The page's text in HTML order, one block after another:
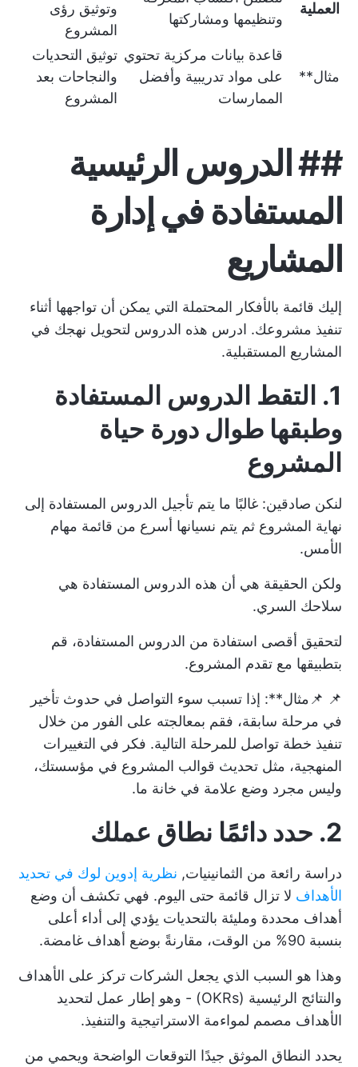
العملية
وتنظيمها ومشاركتها
وتوثيق رؤى
المشروع
مثال**
قاعدة بيانات مركزية تحتوي
على مواد تدريبية وأفضل
الممارسات
توثيق التحديات
والنجاحات بعد
المشروع
## الدروس الرئيسية
المستفادة في إدارة
المشاريع
إليك قائمة بالأفكار المحتملة التي يمكن أن تواجهها أثناء
تنفيذ مشروعك. ادرس هذه الدروس لتحويل نهجك في
المشاريع المستقبلية.
1. التقط الدروس المستفادة
وطبقها طوال دورة حياة
المشروع
لنكن صادقين: غالبًا ما يتم تأجيل الدروس المستفادة إلى
نهاية المشروع ثم يتم نسيانها أسرع من قائمة مهام
الأمس.
ولكن الحقيقة هي أن هذه الدروس المستفادة هي
سلاحك السري.
لتحقيق أقصى استفادة من الدروس المستفادة، قم
بتطبيقها مع تقدم المشروع.
📌 📌مثال**: إذا تسبب سوء التواصل في حدوث تأخير
في مرحلة سابقة، فقم بمعالجته على الفور من خلال
تنفيذ خطة تواصل للمرحلة التالية. فكر في التغييرات
المنهجية، مثل تحديث قوالب المشروع في مؤسستك،
وليس مجرد وضع علامة في خانة ما.
2. حدد دائمًا نطاق عملك
دراسة رائعة من الثمانينيات, نظرية إدوين لوك في تحديد
الأهداف لا تزال قائمة حتى اليوم. فهي تكشف أن وضع
أهداف محددة ومليئة بالتحديات يؤدي إلى أداء أعلى
بنسبة 90% من الوقت، مقارنةً بوضع أهداف غامضة.
وهذا هو السبب الذي يجعل الشركات تركز على الأهداف
والنتائج الرئيسية (OKRs) - وهو إطار عمل لتحديد
الأهداف مصمم لمواءمة الاستراتيجية والتنفيذ.
يحدد النطاق الموثق جيدًا التوقعات الواضحة ويحمي من